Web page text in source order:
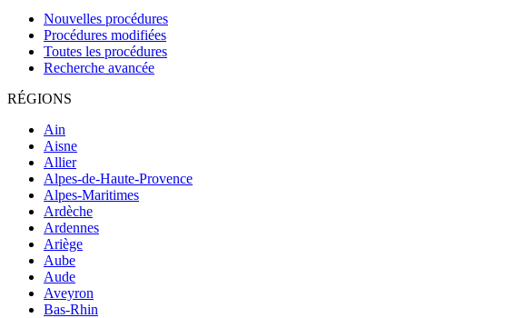
Nouvelles procédures
Procédures modifiées
Toutes les procédures
Recherche avancée
RÉGIONS
Ain
Aisne
Allier
Alpes-de-Haute-Provence
Alpes-Maritimes
Ardèche
Ardennes
Ariège
Aube
Aude
Aveyron
Bas-Rhin